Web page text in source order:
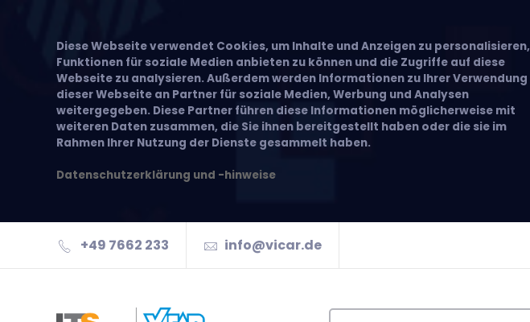
Diese Webseite verwendet Cookies, um Inhalte und Anzeigen zu personalisieren,
Funktionen für soziale Medien anbieten zu können und die Zugriffe auf diese
Webseite zu analysieren. Außerdem werden Informationen zu Ihrer Verwendung
dieser Webseite an Partner für soziale Medien, Werbung und Analysen
weitergegeben. Diese Partner führen diese Informationen möglicherweise mit
weiteren Daten zusammen, die Sie ihnen bereitgestellt haben oder die sie im
Rahmen Ihrer Nutzung der Dienste gesammelt haben.
Datenschutzerklärung und -hinweise
+49 7662 233 info@vicar.de